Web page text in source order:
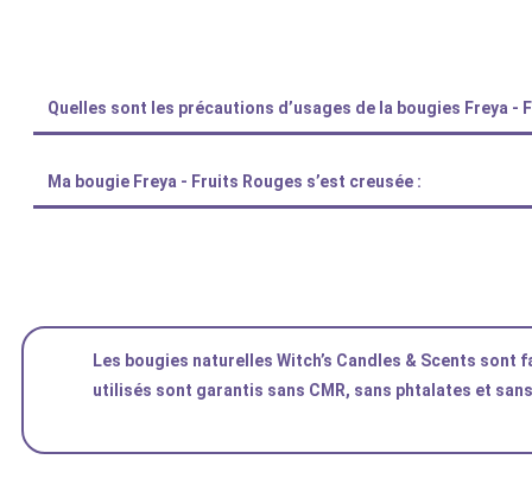
Quelles sont les précautions d’usages de la bougies Freya -
Ma bougie Freya - Fruits Rouges s’est creusée :
Les bougies naturelles Witch’s Candles & Scents
utilisés sont garantis sans CMR, sans phtalates et